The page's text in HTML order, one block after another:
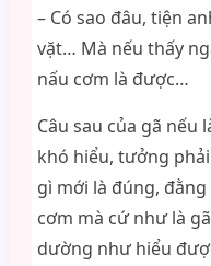
– Có sao đâu, tiện
vặt… Mà nếu thấy
nấu cơm là được…
Câu sau của gã nếu
khó hiểu, tưởng
gì mới là đúng,
cơm mà cứ như là
dường như hiểu